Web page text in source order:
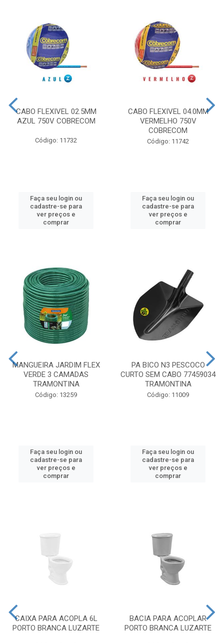
CABO FLEXIVEL 02.5MM
AZUL 750V COBRECOM
Código: 11732
Faça seu login ou
cadastre-se para
ver preços e
comprar
CABO FLEXIVEL 04.0MM
VERMELHO 750V
COBRECOM
Código: 11742
Faça seu login ou
cadastre-se para
ver preços e
comprar
MANGUEIRA JARDIM FLEX
VERDE 3 CAMADAS
TRAMONTINA
Código: 13259
Faça seu login ou
cadastre-se para
ver preços e
comprar
PA BICO N3 PESCOCO
CURTO SEM CABO 77459034
TRAMONTINA
Código: 11009
Faça seu login ou
cadastre-se para
ver preços e
comprar
CAIXA PARA ACOPLA 6L
PORTO BRANCA LUZARTE
BACIA PARA ACOPLAR
PORTO BRANCA LUZARTE